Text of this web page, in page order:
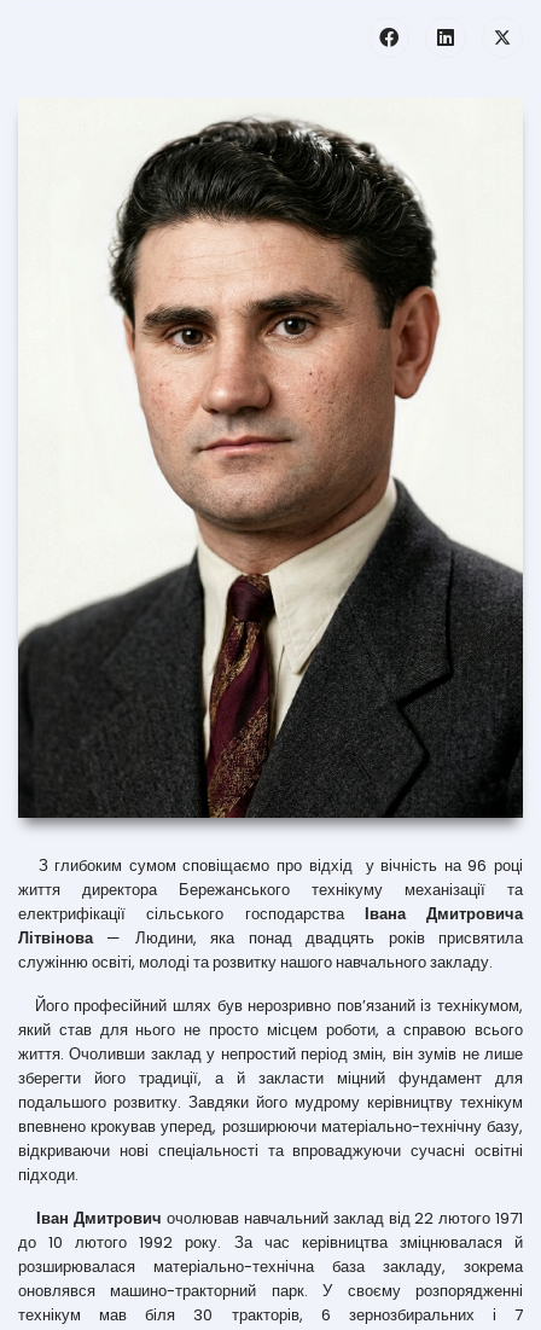
З глибоким сумом сповіщаємо про відхід у вічність на 96 році
життя директора Бережанського технікуму механізації та
електрифікації сільського господарства Івана Дмитровича
Літвінова— Людини, яка понад двадцять років присвятила
служінню освіті, молоді та розвитку нашого навчального закладу.
Його професійний шлях був нерозривно пов’язаний із технікумом,
який став для нього не просто місцем роботи, а справою всього
життя. Очоливши заклад у непростий період змін, він зумів не лише
зберегти його традиції, а й закласти міцний фундамент для
подальшого розвитку. Завдяки його мудрому керівництву технікум
впевнено крокував уперед, розширюючи матеріально-технічну базу,
відкриваючи нові спеціальності та впроваджуючи сучасні освітні
підходи.
Іван Дмитрович очолював навчальний заклад від 22 лютого 1971
до 10 лютого 1992 року. За час керівництва зміцнювалася й
розширювалася матеріально-технічна база закладу, зокрема
оновлявся машино-тракторний парк. У своєму розпорядженні
технікум мав біля 30 тракторів, 6 зернозбиральних і 7